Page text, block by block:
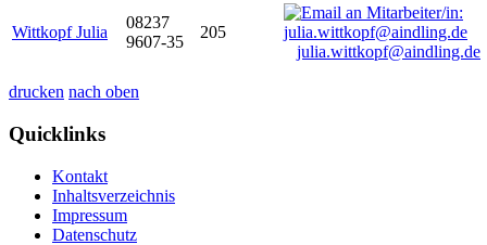
Wittkopf Julia
08237
9607-35
205
julia.wittkopf@aindling.de
drucken nach oben
Quicklinks
Kontakt
Inhaltsverzeichnis
Impressum
Datenschutz